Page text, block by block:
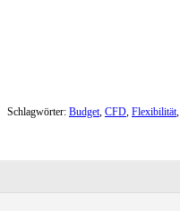
Schlagwörter: Budget, CFD, Flexibilität,